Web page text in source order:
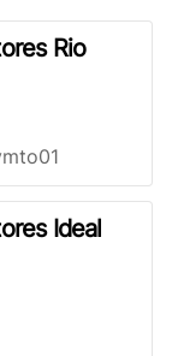
Rio
Ideal